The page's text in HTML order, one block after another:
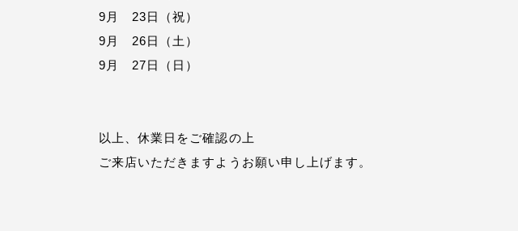
9月 23日（祝）
9月 26日（土）
9月 27日（日）
以上、休業日をご確認の上
ご来店いただきますようお願い申し上げます。